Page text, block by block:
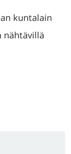
kuntalain
nähtävillä